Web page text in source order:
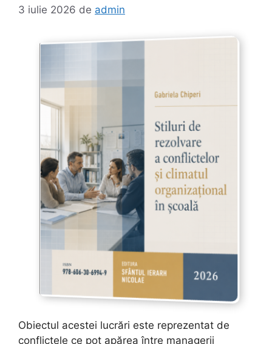
3 iulie 2026 de admin
Obiectul acestei lucrări este reprezentat de
conflictele ce pot apărea între managerii